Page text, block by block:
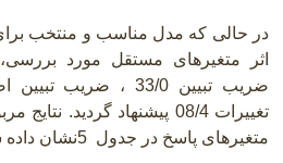
در حالی که مدل مناسب و منتخب
اثر متغیرهای مستقل مورد
تغییرات 08/4 پیشنهاد گردید.
متغیرهای پاسخ در جدول 5نشان